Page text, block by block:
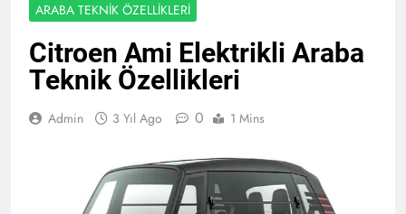
ARABA TEKNIK ÖZELLIKLERI
Citroen Ami Elektrikli Araba
Teknik Özellikleri
Admin 3 Yıl Ago 0 1 Mins